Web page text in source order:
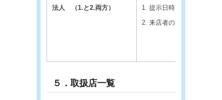
法人 （1.と2.両方） 1. 提示日時点で発行後６
2. 来店者の本人確認書類
５．取扱店一覧